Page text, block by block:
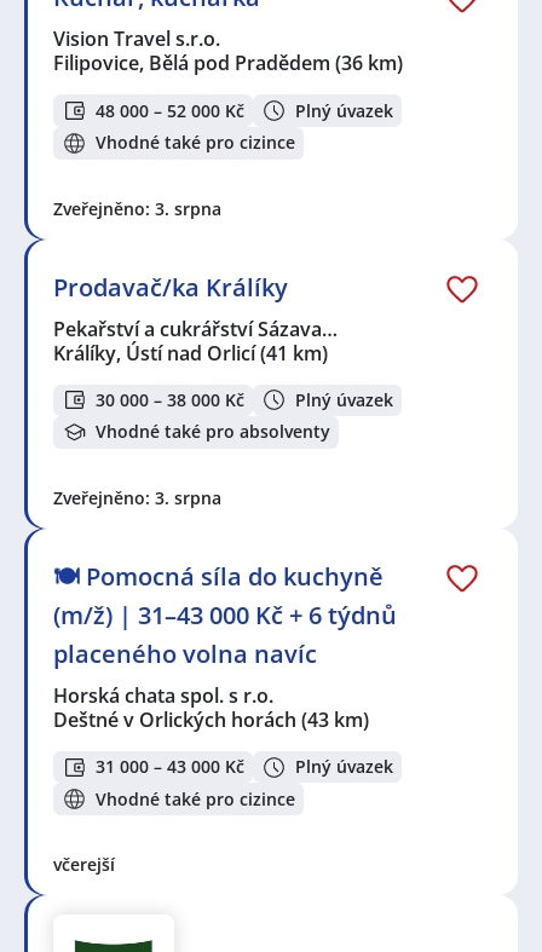
Vision Travel s.r.o.
Filipovice, Bělá pod Pradědem (36 km)
48 000 – 52 000 Kč
Plný úvazek
Vhodné také pro cizince
Zveřejněno: 3. srpna
Prodavač/ka Králíky
Pekařství a cukrářství Sázava…
Králíky, Ústí nad Orlicí(41 km)
30 000 – 38 000 Kč
Plný úvazek
Vhodné také pro absolventy
Zveřejněno: 3. srpna
🍽️ Pomocná síla do kuchyně
(m/ž) | 31–43 000 Kč + 6 týdnů
placeného volna navíc
Horská chata spol. s r.o.
Deštné v Orlických horách (43 km)
31 000 – 43 000 Kč
Plný úvazek
Vhodné také pro cizince
včerejší